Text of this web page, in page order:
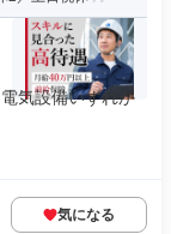
気設備いずれか
気になる